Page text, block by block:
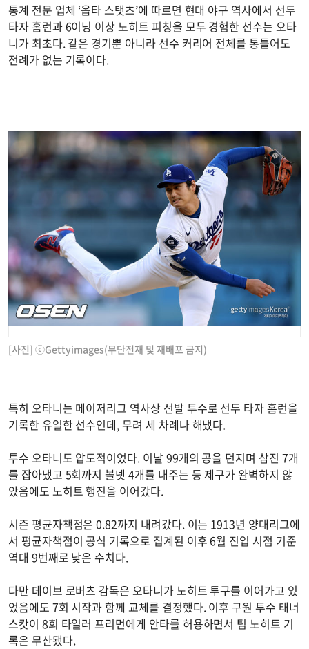
통계 전문 업체 ‘옵타 스탯츠’에 따르면 현대 야구 역사에서 선두
타자 홈런과 6이닝 이상 노히트 피칭을 모두 경험한 선수는 오타
니가 최초다. 같은 경기뿐 아니라 선수 커리어 전체를 통틀어도
전례가 없는 기록이다.
[사진] ⓒGettyimages(무단전재 및 재배포 금지)
특히 오타니는 메이저리그 역사상 선발 투수로 선두 타자 홈런을
기록한 유일한 선수인데, 무려 세 차례나 해냈다.
투수 오타니도 압도적이었다. 이날 99개의 공을 던지며 삼진 7개
를 잡아냈고 5회까지 볼넷 4개를 내주는 등 제구가 완벽하지 않
았음에도 노히트 행진을 이어갔다.
시즌 평균자책점은 0.82까지 내려갔다. 이는 1913년 양대리그에
서 평균자책점이 공식 기록으로 집계된 이후 6월 진입 시점 기준
역대 9번째로 낮은 수치다.
다만 데이브 로버츠 감독은 오타니가 노히트 투구를 이어가고 있
었음에도 7회 시작과 함께 교체를 결정했다. 이후 구원 투수 태너
스캇이 8회 타일러 프리먼에게 안타를 허용하면서 팀 노히트 기
록은 무산됐다.